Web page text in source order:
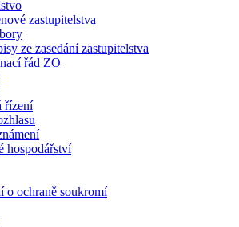
zastupitelstva
ze zasedání zastupitelstva
řád ZO
řízení
hospodářství
o ochraně soukromí